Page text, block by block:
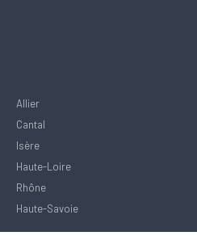
Allier
Cantal
Isère
Haute-Loire
Rhône
Haute-Savoie